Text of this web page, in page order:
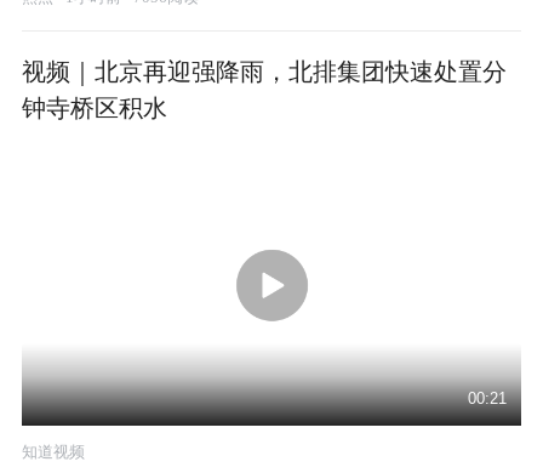
视频｜北京再迎强降雨，北排集团快速处置分
钟寺桥区积水
00:21
知道视频